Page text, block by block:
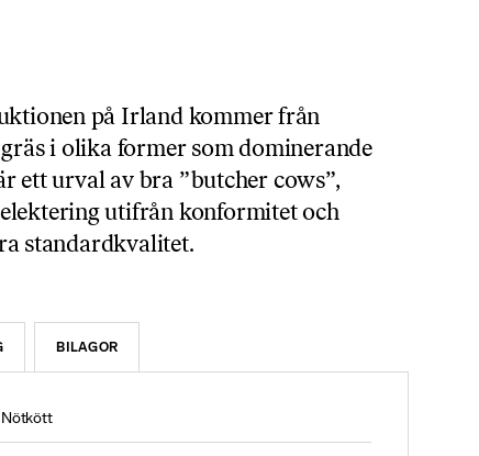
på Irland kommer från
i olika former som dominerande
ett urval av bra ”butcher cows”,
utifrån konformitet och
standardkvalitet.
BILAGOR
Nötkött